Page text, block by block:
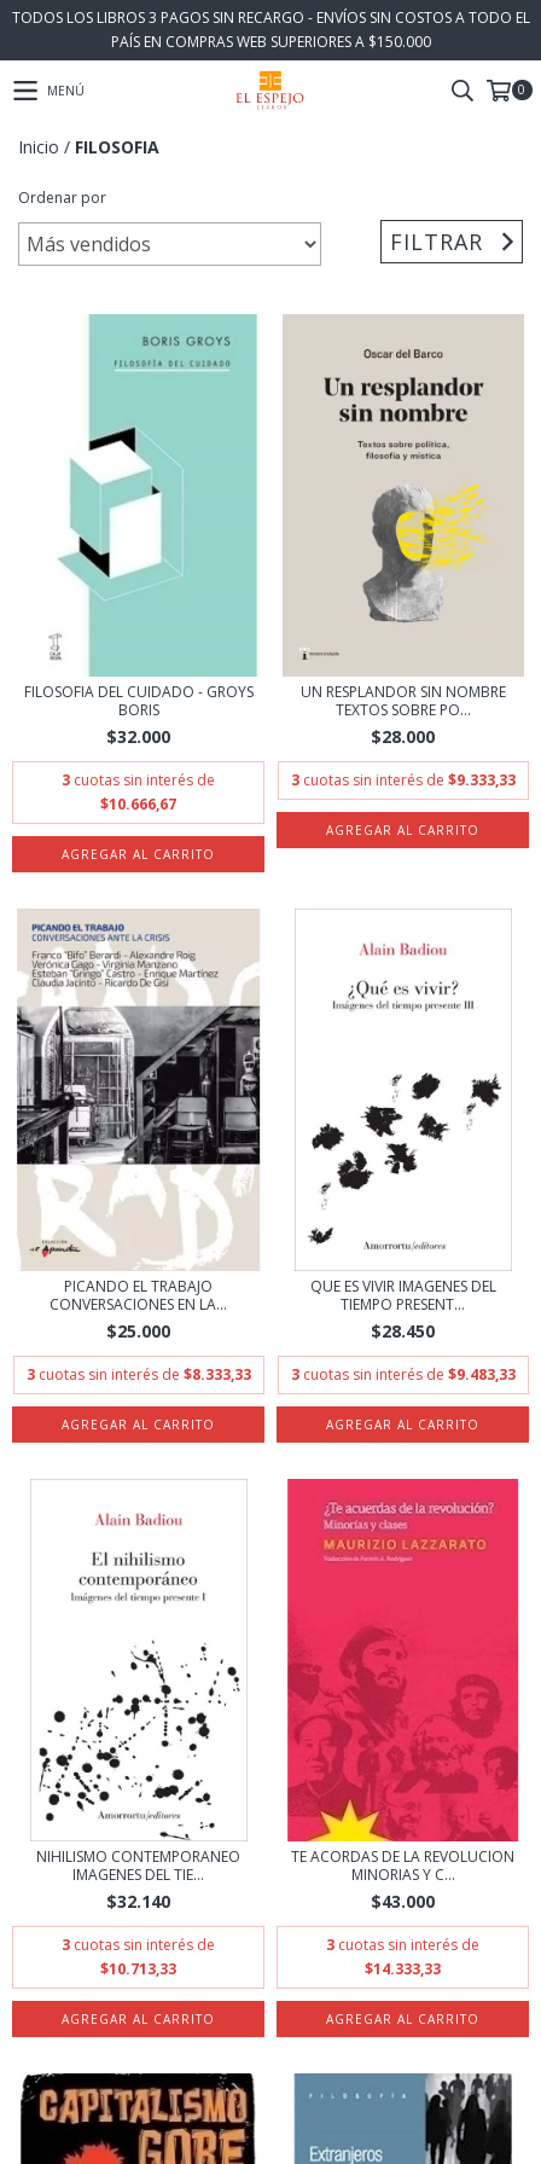
TODOS LOS LIBROS 3 PAGOS SIN RECARGO - ENVÍOS SIN COSTOS A TODO EL
PAÍS EN COMPRAS WEB SUPERIORES A $150.000
MENÚ 0
Inicio / FILOSOFIA
Ordenar por
FILTRAR
FILOSOFIA DEL CUIDADO - GROYS
BORIS
$32.000
3 cuotas sin interés de
$10.666,67
UN RESPLANDOR SIN NOMBRE
TEXTOS SOBRE PO...
$28.000
3 cuotas sin interés de $9.333,33
PICANDO EL TRABAJO
CONVERSACIONES EN LA...
$25.000
3 cuotas sin interés de $8.333,33
QUE ES VIVIR IMAGENES DEL
TIEMPO PRESENT...
$28.450
3 cuotas sin interés de $9.483,33
NIHILISMO CONTEMPORANEO
IMAGENES DEL TIE...
$32.140
3 cuotas sin interés de
$10.713,33
TE ACORDAS DE LA REVOLUCION
MINORIAS Y C...
$43.000
3 cuotas sin interés de
$14.333,33